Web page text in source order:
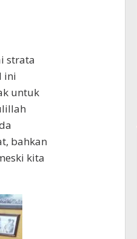
strata
ini
untuk
bahkan
kita